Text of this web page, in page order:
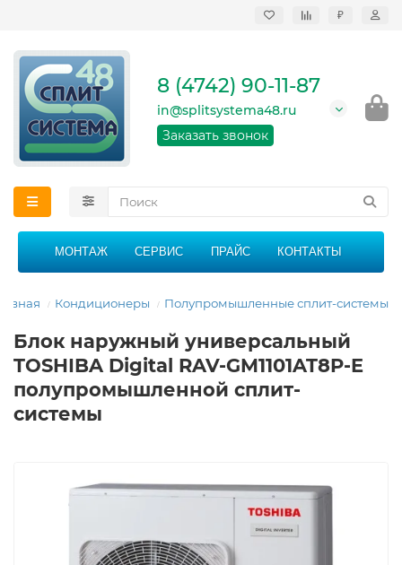
₽
кондиционеров в
области
График работы: 9:00 -
21:00 без перерыва и
8 (4742) 90-11-87
in@splitsystema48.ru
Заказать звонок
МОНТАЖ СЕРВИС ПРАЙС КОНТАКТЫ
Кондиционеры Полупромышленные сплит-системы
Блок наружный универсальный
TOSHIBA Digital RAV-GM1101AT8P-E
полупромышленной сплит-
системы